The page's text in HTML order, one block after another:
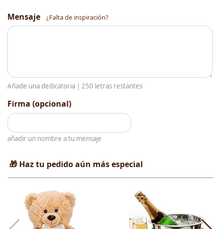
Mensaje ¿Falta de inspiración?
Añade una dedicatoria | 250 letras restantes
Firma (opcional)
añadir un nombre a tu mensaje
🎁 Haz tu pedido aún más especial